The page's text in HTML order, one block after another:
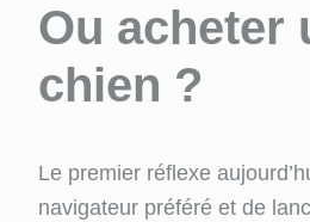
Ou acheter
chien ?
Le premier réflexe
navigateur préféré et de